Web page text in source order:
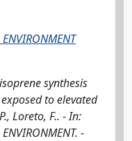
ENVIRONMENT
synthesis
to elevated
Loreto, F.. - In:
ENVIRONMENT. -